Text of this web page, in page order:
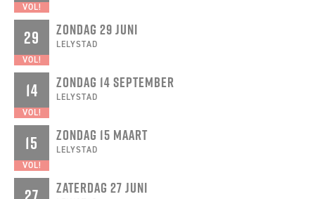
VOL!
29
VOL!
ZONDAG 29 JUNI
LELYSTAD
14
VOL!
ZONDAG 14 SEPTEMBER
LELYSTAD
15
VOL!
ZONDAG 15 MAART
LELYSTAD
ZATERDAG 27 JUNI